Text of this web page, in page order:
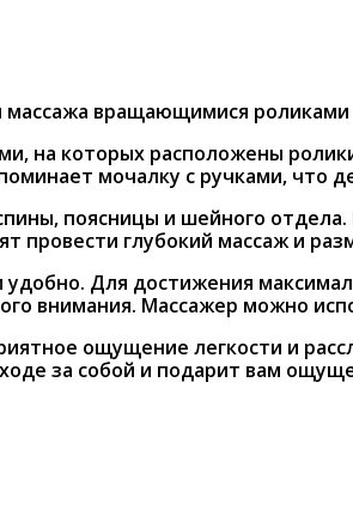
вращающимися
на которых расположены
мочалку с ручками, что
поясницы и шейного
провести глубокий массаж и
Для достижения
внимания. Массажер можно
ощущение легкости и
за собой и подарит вам